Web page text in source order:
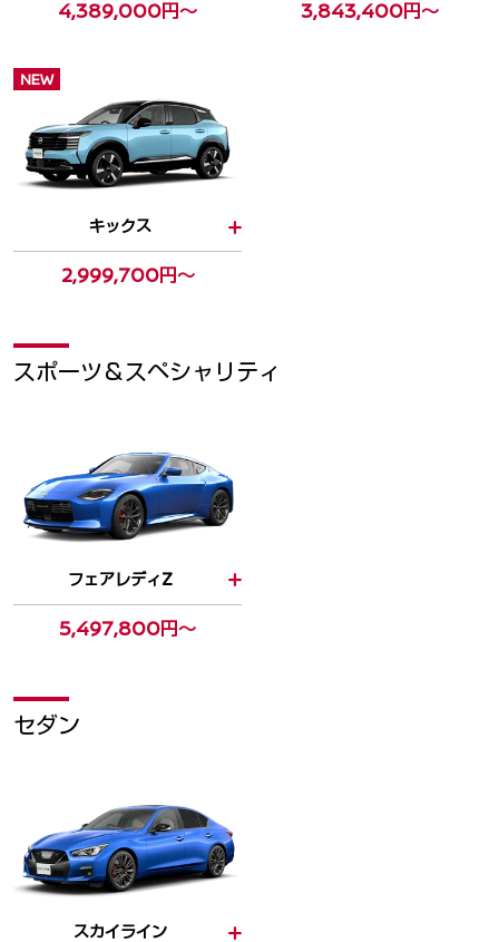
4,389,000円～ 3,843,400円～
NEW
キックス
2,999,700円～
スポーツ＆スペシャリティ
フェアレディZ
5,497,800円～
セダン
スカイライン